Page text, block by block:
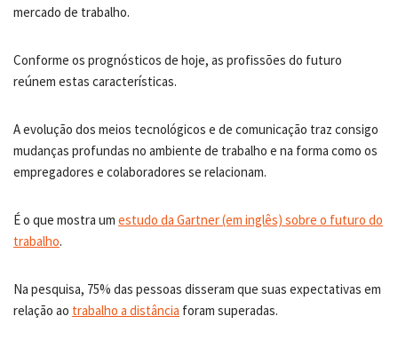
mercado de trabalho.
Conforme os prognósticos de hoje, as profissões do futuro
reúnem estas características.
A evolução dos meios tecnológicos e de comunicação traz consigo
mudanças profundas no ambiente de trabalho e na forma como os
empregadores e colaboradores se relacionam.
É o que mostra um estudo da Gartner (em inglês) sobre o futuro do
trabalho.
Na pesquisa, 75% das pessoas disseram que suas expectativas em
relação ao trabalho a distância foram superadas.